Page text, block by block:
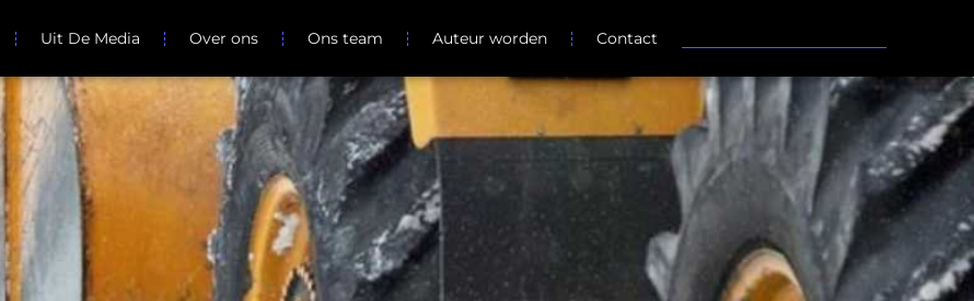
Uit De Media Over ons Ons team Auteur worden Contact